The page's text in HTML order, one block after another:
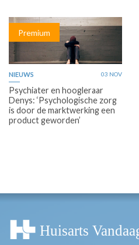
Premium
NIEUWS 03 NOV
Psychiater en hoogleraar
Denys: ‘Psychologische zorg
is door de marktwerking een
product geworden’